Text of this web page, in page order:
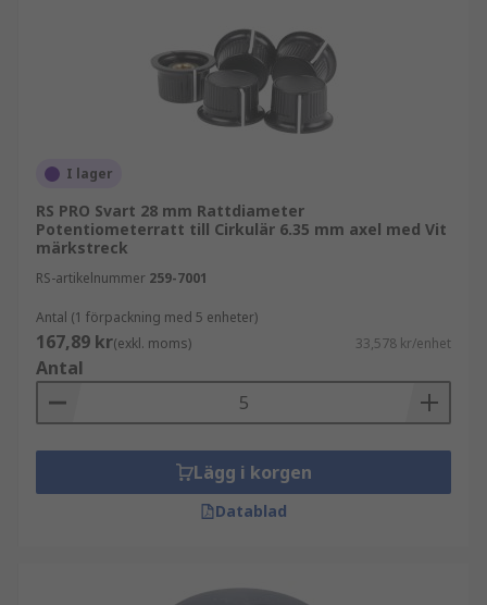
I lager
RS PRO Svart 28 mm Rattdiameter
Potentiometerratt till Cirkulär 6.35 mm axel med Vit
märkstreck
RS-artikelnummer 259-7001
Antal (1 förpackning med 5 enheter)
167,89 kr(exkl. moms) 33,578 kr/enhet
Antal
Lägg i korgen
Datablad